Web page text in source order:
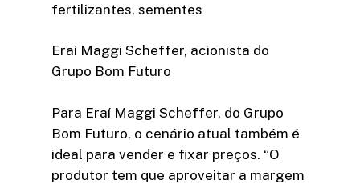
fertilizantes, sementes
Eraí Maggi Scheffer, acionista do
Grupo Bom Futuro
Para Eraí Maggi Scheffer, do Grupo
Bom Futuro, o cenário atual também é
ideal para vender e fixar preços. “O
produtor tem que aproveitar a margem